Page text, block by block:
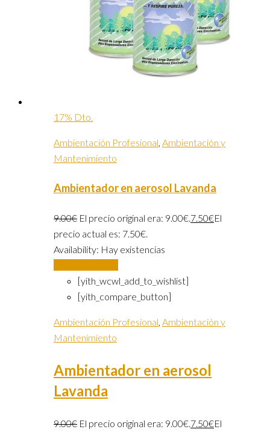
17% Dto.
Ambientación Profesional, Ambientación y
Mantenimiento
Ambientador en aerosol Lavanda
9.00€ El precio original era: 9.00€.7.50€El
precio actual es: 7.50€.
Availability: Hay existencias
[yith_wcwl_add_to_wishlist]
[yith_compare_button]
Ambientación Profesional, Ambientación y
Mantenimiento
Ambientador en aerosol
Lavanda
9.00€ El precio original era: 9.00€.7.50€El